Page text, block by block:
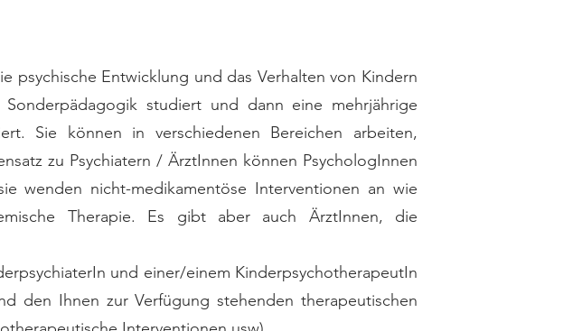
psychische Entwicklung und das Verhalten von Kindern
studiert und dann eine mehrjährige
Sie können in verschiedenen Bereichen arbeiten,
zu Psychiatern / ÄrztInnen können PsychologInnen
wenden nicht-medikamentöse Interventionen an wie
Therapie. Es gibt aber auch ÄrztInnen, die
und einer/einem KinderpsychotherapeutIn
den Ihnen zur Verfügung stehenden therapeutischen